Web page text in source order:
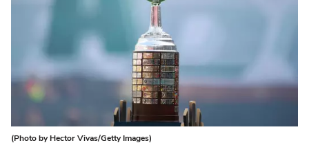
(Photo by Hector Vivas/Getty Images)